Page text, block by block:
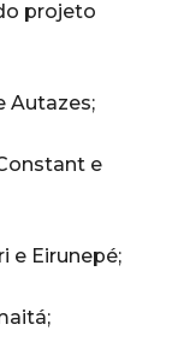
projeto
Autazes;
e
e Eirunepé;